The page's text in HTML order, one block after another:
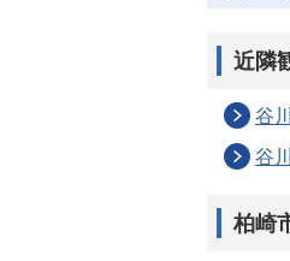
近隣
谷
谷
柏崎